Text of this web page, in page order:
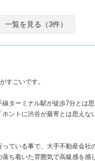
一覧を見る（3件）
すごいです。
ターミナル駅が徒歩7分とは
ントに渋谷が最寄とは思えな
ている事で、大手不動産会社
ち着いた雰囲気で高級感を感